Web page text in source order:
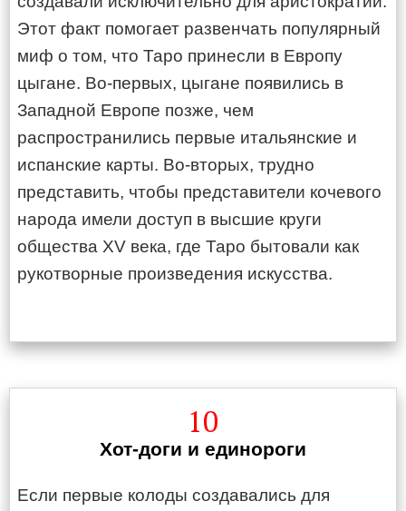
Этот факт помогает развенчать популярный
миф о том, что Таро принесли в Европу
цыгане. Во-первых, цыгане появились в
Западной Европе позже, чем
распространились первые итальянские и
испанские карты. Во-вторых, трудно
представить, чтобы представители кочевого
народа имели доступ в высшие круги
общества XV века, где Таро бытовали как
рукотворные произведения искусства.
10
Хот-доги и единороги
Если первые колоды создавались для